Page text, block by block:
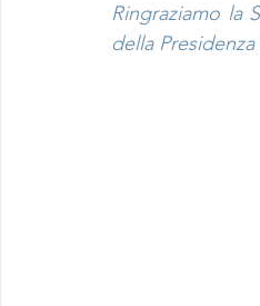
Ringraziamo la
della